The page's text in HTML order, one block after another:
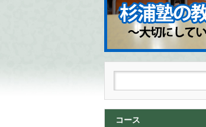
コース